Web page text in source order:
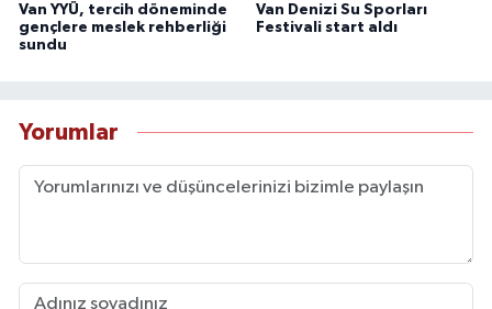
Van YYÜ, tercih döneminde
gençlere meslek rehberliği
sundu
Van Denizi Su Sporları
Festivali start aldı
Yorumlar